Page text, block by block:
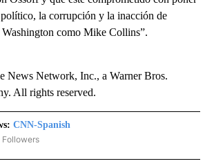
la corrupción y la inacción de
como Mike Collins”.
Network, Inc., a Warner Bros.
All rights reserved.
CNN-Spanish
"CNN-SPANISH" TO RECEIVE NOTIFICATIONS ABOUT
Followers